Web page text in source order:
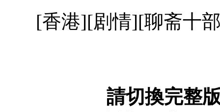
[香港][剧情][聊斋十
請切換完整